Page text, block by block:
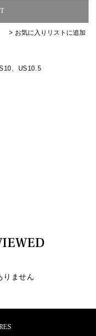
> お気に入りリストに追加
、US10.5
りません